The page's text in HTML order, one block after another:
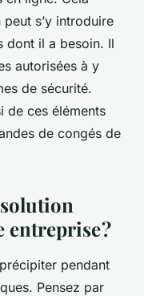
s’y introduire
dont il a besoin. Il
autorisées à y
de sécurité.
de ces éléments
de congés de
?
pendant
Pensez par